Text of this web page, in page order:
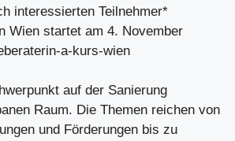
interessierten Teilnehmer*
Wien startet am 4. November
a-kurs-wien
auf der Sanierung
Raum. Die Themen reichen von
und Förderungen bis zu